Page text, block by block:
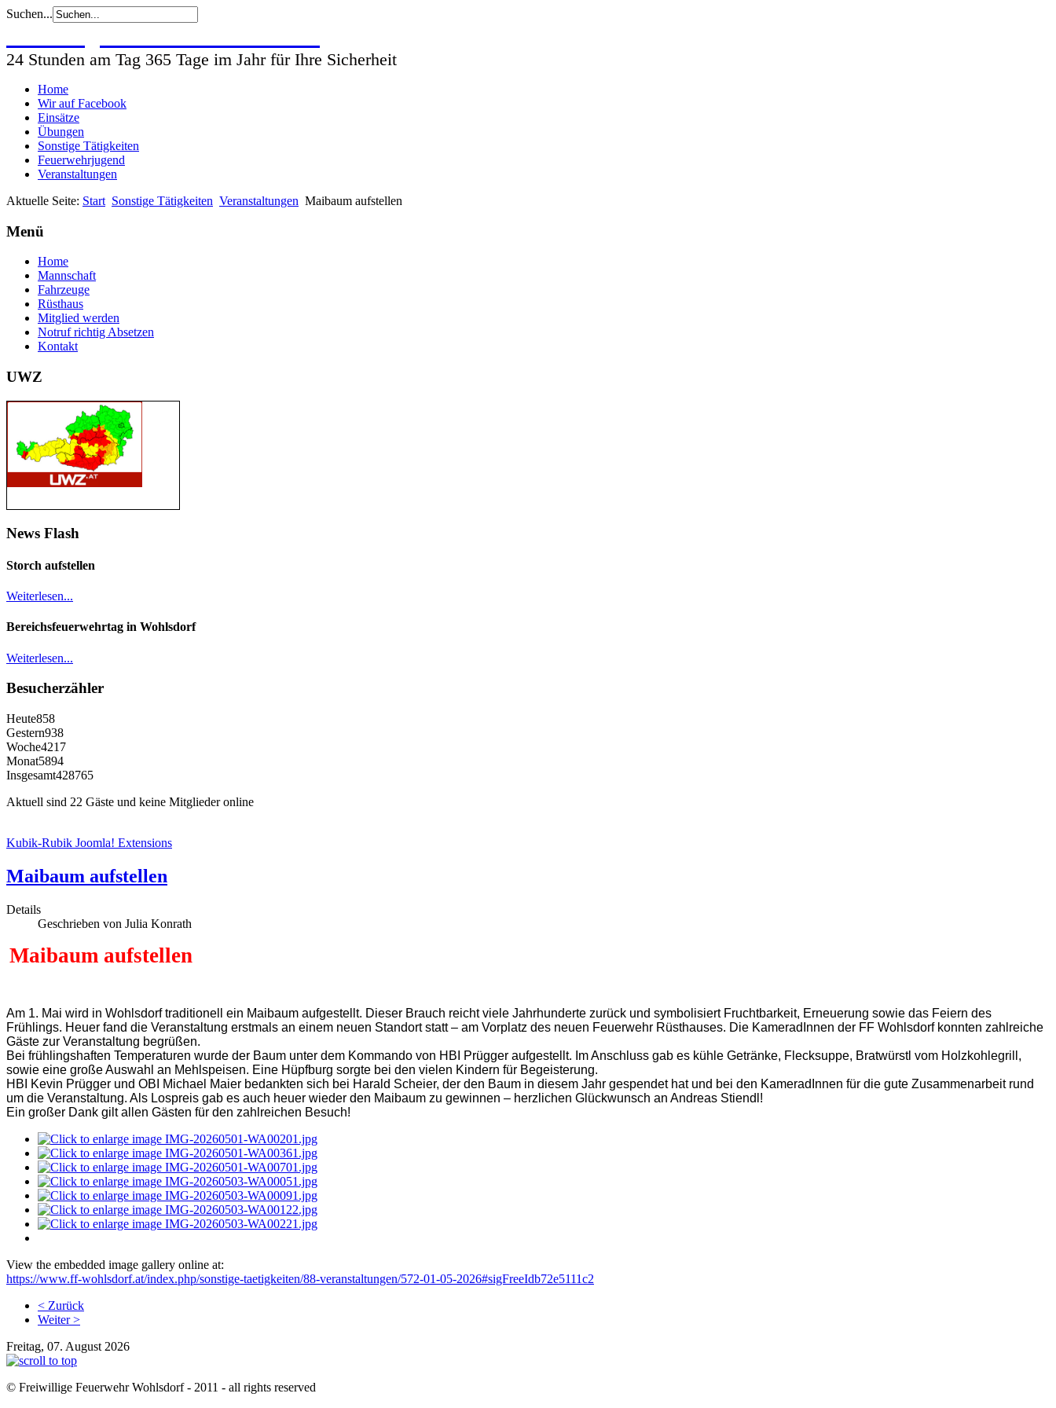
Suchen...
24 Stunden am Tag 365 Tage im Jahr für Ihre Sicherheit
Home
Wir auf Facebook
Einsätze
Übungen
Sonstige Tätigkeiten
Feuerwehrjugend
Veranstaltungen
Aktuelle Seite: Start Sonstige Tätigkeiten Veranstaltungen Maibaum aufstellen
Menü
Home
Mannschaft
Fahrzeuge
Rüsthaus
Mitglied werden
Notruf richtig Absetzen
Kontakt
UWZ
News Flash
Storch aufstellen
Weiterlesen...
Bereichsfeuerwehrtag in Wohlsdorf
Weiterlesen...
Besucherzähler
Heute858
Gestern938
Woche4217
Monat5894
Insgesamt428765
Aktuell sind 22 Gäste und keine Mitglieder online
Kubik-Rubik Joomla! Extensions
Maibaum aufstellen
Details
Geschrieben von Julia Konrath
Maibaum aufstellen
Am 1. Mai wird in Wohlsdorf traditionell ein Maibaum aufgestellt. Dieser Brauch reicht viele Jahrhunderte zurück und symbolisiert Fruchtbarkeit, Erneuerung sowie das Feiern des
Frühlings. Heuer fand die Veranstaltung erstmals an einem neuen Standort statt – am Vorplatz des neuen Feuerwehr Rüsthauses. Die KameradInnen der FF Wohlsdorf konnten zahlreiche
Gäste zur Veranstaltung begrüßen.
Bei frühlingshaften Temperaturen wurde der Baum unter dem Kommando von HBI Prügger aufgestellt. Im Anschluss gab es kühle Getränke, Flecksuppe, Bratwürstl vom Holzkohlegrill,
sowie eine große Auswahl an Mehlspeisen. Eine Hüpfburg sorgte bei den vielen Kindern für Begeisterung.
HBI Kevin Prügger und OBI Michael Maier bedankten sich bei Harald Scheier, der den Baum in diesem Jahr gespendet hat und bei den KameradInnen für die gute Zusammenarbeit rund
um die Veranstaltung. Als Lospreis gab es auch heuer wieder den Maibaum zu gewinnen – herzlichen Glückwunsch an Andreas Stiendl!
Ein großer Dank gilt allen Gästen für den zahlreichen Besuch!
View the embedded image gallery online at:
https://www.ff-wohlsdorf.at/index.php/sonstige-taetigkeiten/88-veranstaltungen/572-01-05-2026#sigFreeIdb72e5111c2
< Zurück
Weiter >
Freitag, 07. August 2026
© Freiwillige Feuerwehr Wohlsdorf - 2011 - all rights reserved